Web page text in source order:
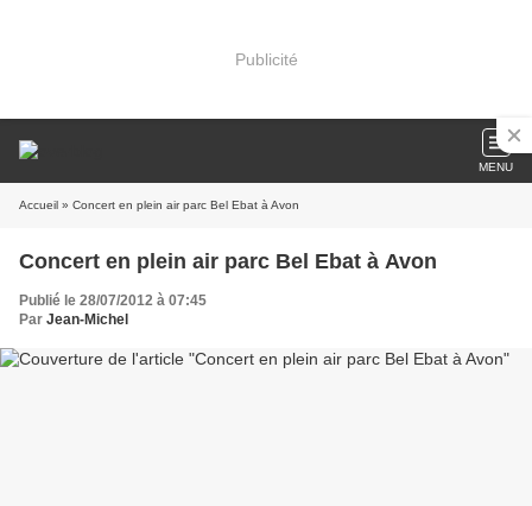
Publicité
MENU
Accueil » Concert en plein air parc Bel Ebat à Avon
Concert en plein air parc Bel Ebat à Avon
Publié le 28/07/2012 à 07:45
Par Jean-Michel